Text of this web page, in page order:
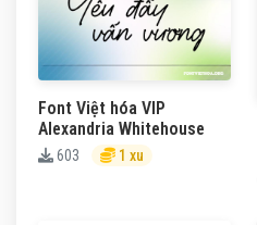
Font Việt hóa VIP
Alexandria Whitehouse
603 1 xu